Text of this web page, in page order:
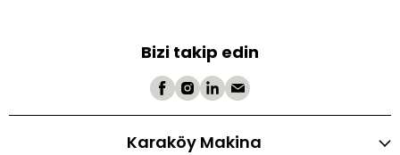
Bizi takip edin
Karaköy Makina